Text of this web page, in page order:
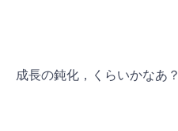
成長の鈍化，くらいかなあ？